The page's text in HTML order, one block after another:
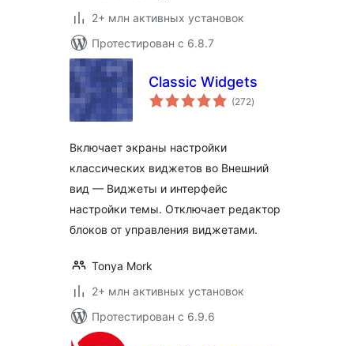
2+ млн активных установок
Протестирован с 6.8.7
Classic Widgets
(272общий
рейтинг
)
Включает экраны настройки
классических виджетов во Внешний
вид — Виджеты и интерфейс
настройки темы. Отключает редактор
блоков от управления виджетами.
Tonya Mork
2+ млн активных установок
Протестирован с 6.9.6